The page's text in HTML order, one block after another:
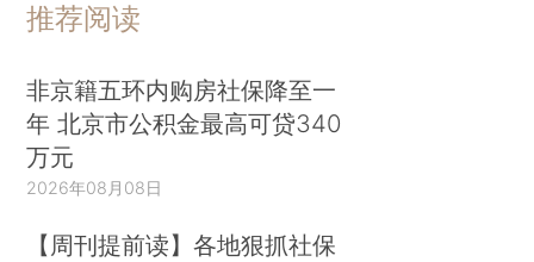
推荐阅读
非京籍五环内购房社保降至一
年 北京市公积金最高可贷340
万元
2026年08月08日
【周刊提前读】各地狠抓社保